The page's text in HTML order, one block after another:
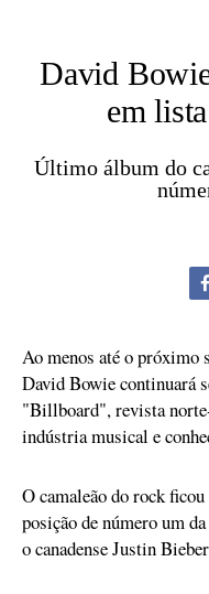
David
em
Último álbum do
Ao menos até o próximo
David Bowie continuará
"Billboard", revista
indústria musical e
O camaleão do rock
posição de número um
o canadense Justin